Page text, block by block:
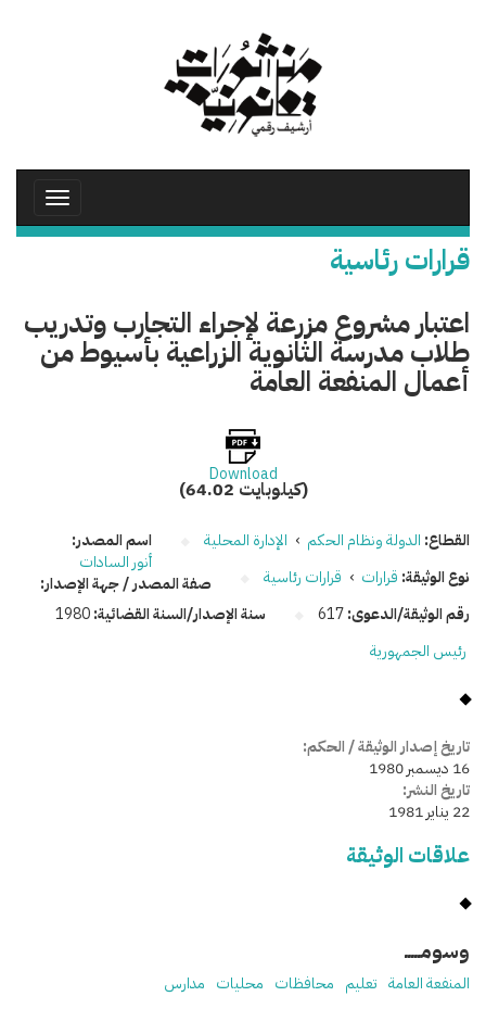
Toggle
قرارات رئاسية
اعتبار مشروع مزرعة لإجراء التجارب وتدريب
طلاب مدرسة الثانوية الزراعية بأسيوط من
أعمال المنفعة العامة
Download
(64.02 كيلوبايت)
القطاع: الدولة ونظام الحكم › الإدارة المحلية
نوع الوثيقة: قرارات › قرارات رئاسية
رقم الوثيقة/الدعوى:617 سنة الإصدار/السنة القضائية:1980
اسم المصدر:
أنور السادات
صفة المصدر / جهة الإصدار:
رئيس الجمهورية
تاريخ إصدار الوثيقة / الحكم:
16 ديسمبر 1980
تاريخ النشر:
22 يناير 1981
علاقات الوثيقة
وسومـــــ
المنفعة العامة تعليم محافظات محليات مدارس